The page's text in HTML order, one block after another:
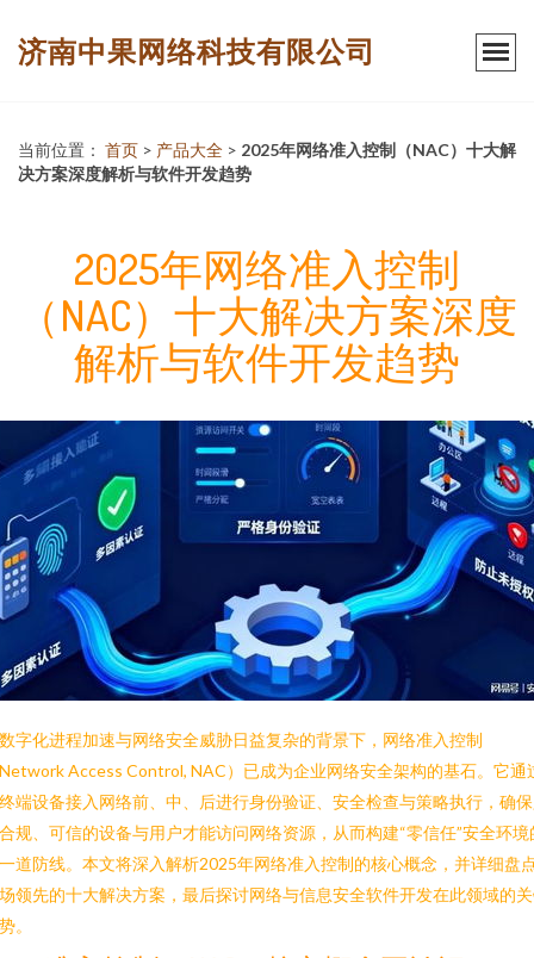
济南中果网络科技有限公司
当前位置： 首页 > 产品大全 > 2025年网络准入控制（NAC）十大解
决方案深度解析与软件开发趋势
2025年网络准入控制
（NAC）十大解决方案深度
解析与软件开发趋势
字化进程加速与网络安全威胁日益复杂的背景下，网络准入控制
Access Control, NAC）已成为企业网络安全架构的基石。它通
端设备接入网络前、中、后进行身份验证、安全检查与策略执行，确
规、可信的设备与用户才能访问网络资源，从而构建“零信任”安全环境
道防线。本文将深入解析2025年网络准入控制的核心概念，并详细盘
领先的十大解决方案，最后探讨网络与信息安全软件开发在此领域的
。